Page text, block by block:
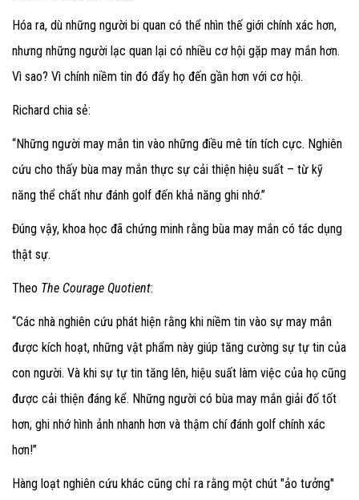
Hóa ra, dù những người bi quan có thể nhìn thế giới chính xác hơn,
nhưng những người lạc quan lại có nhiều cơ hội gặp may mắn hơn.
Vì sao? Vì chính niềm tin đó đẩy họ đến gần hơn với cơ hội.
Richard chia sẻ:
“Những người may mắn tin vào những điều mê tín tích cực. Nghiên
cứu cho thấy bùa may mắn thực sự cải thiện hiệu suất – từ kỹ
năng thể chất như đánh golf đến khả năng ghi nhớ.”
Đúng vậy, khoa học đã chứng minh rằng bùa may mắn có tác dụng
thật sự.
Theo The Courage Quotient:
“Các nhà nghiên cứu phát hiện rằng khi niềm tin vào sự may mắn
được kích hoạt, những vật phẩm này giúp tăng cường sự tự tin của
con người. Và khi sự tự tin tăng lên, hiệu suất làm việc của họ cũng
được cải thiện đáng kể. Những người có bùa may mắn giải đố tốt
hơn, ghi nhớ hình ảnh nhanh hơn và thậm chí đánh golf chính xác
hơn!”
Hàng loạt nghiên cứu khác cũng chỉ ra rằng một chút "ảo tưởng"